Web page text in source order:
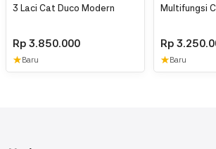
3 Laci Cat Duco Modern
Rp 3.850.000
★ Baru
Multifungsi
Rp
★ Baru